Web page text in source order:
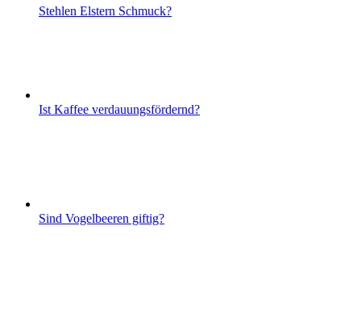
Stehlen Elstern Schmuck?
Ist Kaffee verdauungsfördernd?
Sind Vogelbeeren giftig?